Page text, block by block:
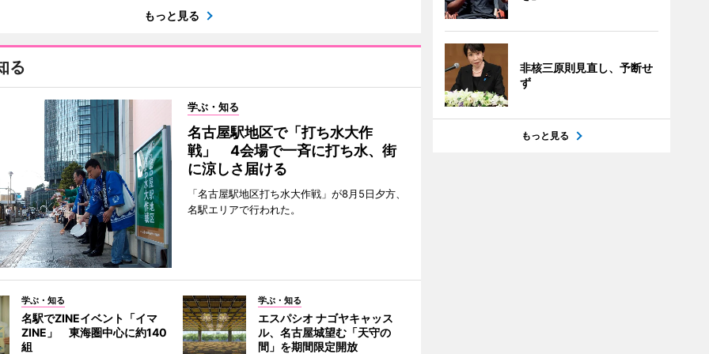
もっと見る
る
学ぶ・知る
名古屋駅地区で「打ち水大作
戦」 4会場で一斉に打ち水、街
に涼しさ届ける
「名古屋駅地区打ち水大作戦」が8月5日夕方、
名駅エリアで行われた。
学ぶ・知る
名駅でZINEイベント「イマ
ZINE」 東海圏中心に約140
組
学ぶ・知る
エスパシオ ナゴヤキャッス
ル、名古屋城望む「天守の
間」を期間限定開放
非核三原則見直し、予断せ
ず
もっと見る